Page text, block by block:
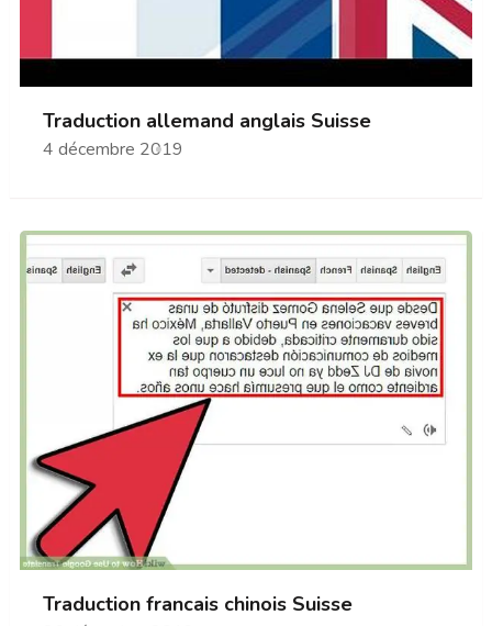
Traduction allemand anglais Suisse
4 décembre 2019
Traduction francais chinois Suisse